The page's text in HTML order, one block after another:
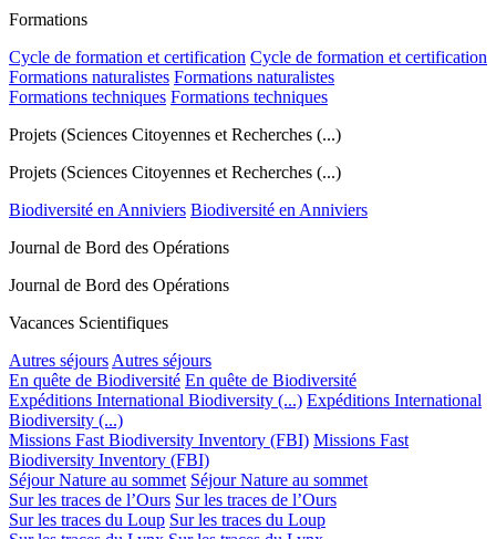
Formations
Cycle de formation et certification Cycle de formation et certification
Formations naturalistes Formations naturalistes
Formations techniques Formations techniques
Projets (Sciences Citoyennes et Recherches (...)
Projets (Sciences Citoyennes et Recherches (...)
Biodiversité en Anniviers Biodiversité en Anniviers
Journal de Bord des Opérations
Journal de Bord des Opérations
Vacances Scientifiques
Autres séjours Autres séjours
En quête de Biodiversité En quête de Biodiversité
Expéditions International Biodiversity (...) Expéditions International
Biodiversity (...)
Missions Fast Biodiversity Inventory (FBI) Missions Fast
Biodiversity Inventory (FBI)
Séjour Nature au sommet Séjour Nature au sommet
Sur les traces de l’Ours Sur les traces de l’Ours
Sur les traces du Loup Sur les traces du Loup